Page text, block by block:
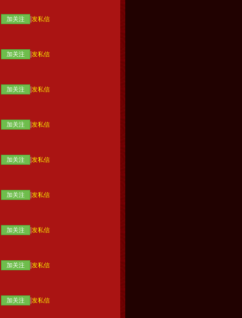
加关注 发私信
加关注 发私信
加关注 发私信
加关注 发私信
加关注 发私信
加关注 发私信
加关注 发私信
加关注 发私信
加关注 发私信